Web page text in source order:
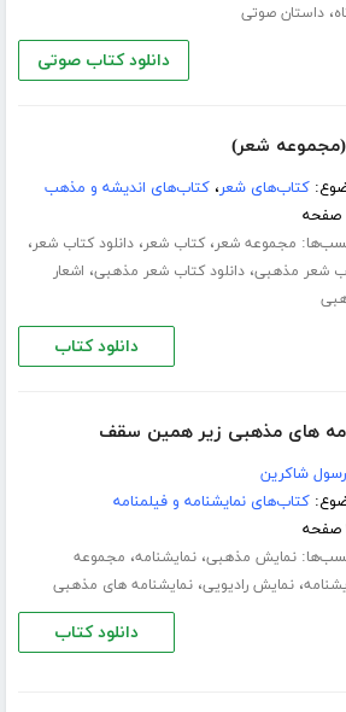
،داستان صوتی
دانلود کتاب صوتی
شعر)
کتاب‌های شعر،کتاب‌های اندیشه و مذهب
مجموعه شعر،کتاب شعر،دانلود کتاب شعر،
شعر مذهبی،دانلود کتاب شعر مذهبی، اشعار
دانلود کتاب
های مذهبی زیر همین سقف
رسول شاکرین
کتاب‌های نمایشنامه و فیلمنامه
نمایش مذهبی،نمایشنامه، مجموعه
،نمایش رادیویی،نمایشنامه های مذهبی
دانلود کتاب